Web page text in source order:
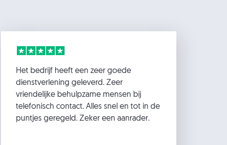
Het bedrijf heeft een zeer goede
dienstverlening geleverd. Zeer
vriendelijke behulpzame mensen bij
telefonisch contact. Alles snel en tot in de
puntjes geregeld. Zeker een aanrader.